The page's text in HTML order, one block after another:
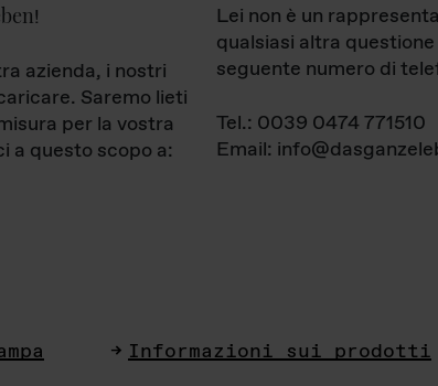
!
azienda, i nostri
Saremo lieti
per la vostra
a questo scopo a:
Lei non è un
qualsiasi altra
seguente numero di
Tel.: 0039 0474 771510
Email:
Informazioni sui prodotti